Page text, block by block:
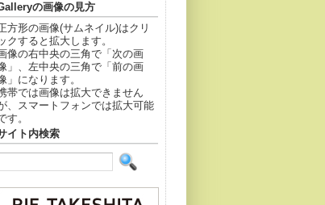
の画像の見方
方形の画像(サムネイル)はクリ
クすると拡大します。
像の右中央の三角で「次の画
」、左中央の三角で「前の画
」になります。
帯では画像は拡大できません
、スマートフォンでは拡大可能
す。
イト内検索